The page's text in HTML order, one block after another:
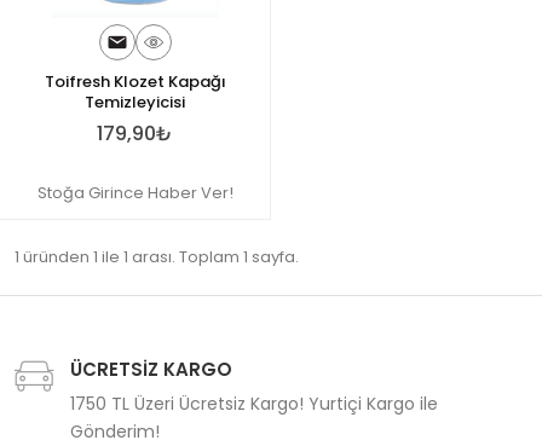
Toifresh Klozet Kapağı
Temizleyicisi
179,90₺
Stoğa Girince Haber Ver!
1 üründen 1 ile 1 arası. Toplam 1 sayfa.
ÜCRETSİZ KARGO
1750 TL Üzeri Ücretsiz Kargo! Yurtiçi Kargo ile
Gönderim!